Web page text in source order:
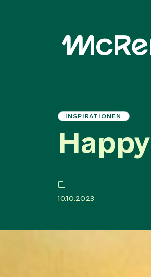
INSPIRATIONEN
10.10.2023